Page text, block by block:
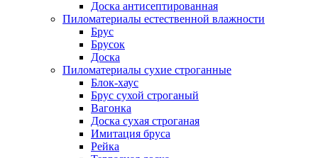
Доска антисептированная
Пиломатериалы естественной влажности
Брус
Брусок
Доска
Пиломатериалы сухие строганные
Блок-хаус
Брус сухой строганый
Вагонка
Доска сухая строганая
Имитация бруса
Рейка